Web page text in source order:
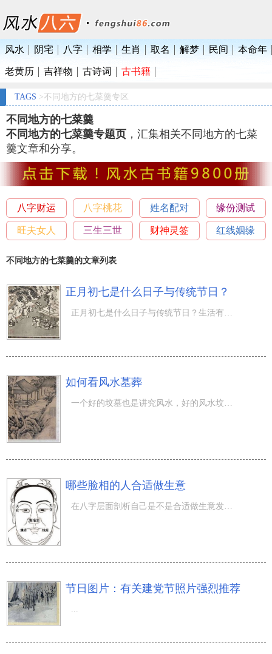
风水 阴宅 八字 相学 生肖 取名 解梦 民间 本命年
老黄历 吉祥物 古诗词 古书籍
TAGS >不同地方的七菜羹专区
不同地方的七菜羹
不同地方的七菜羹专题页 ，汇集相关不同地方的七菜
羹文章和分享。
八字财运 八字桃花 姓名配对 缘份测试
旺夫女人 三生三世 财神灵签 红线姻缘
不同地方的七菜羹的文章列表
正月初七是什么日子与传统节日？
正月初七是什么日子与传统节日？生活有吉有凶，提早预兆生活的凶吉，能够使我们避开许多 多余的不便。 正月
如何看风水墓葬
一个好的坟墓也是讲究风水，好的风水坟墓上所讲究的很多事情也是比较多的。对于坟墓上的风水大家都会如何去
哪些脸相的人合适做生意
在八字层面剖析自己是不是合适做生意发家致富，我觉得必须其人的十分多材料能够剖析恰当。但是，在其中有一
节日图片：有关建党节照片强烈推荐
...